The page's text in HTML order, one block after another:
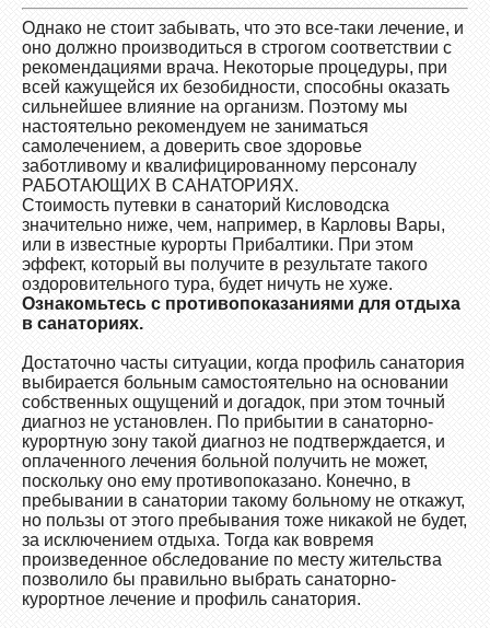
Однако не стоит забывать, что это все-таки лечение, и
оно должно производиться в строгом соответствии с
рекомендациями врача. Некоторые процедуры, при
всей кажущейся их безобидности, способны оказать
сильнейшее влияние на организм. Поэтому мы
настоятельно рекомендуем не заниматься
самолечением, а доверить свое здоровье
заботливому и квалифицированному персоналу
РАБОТАЮЩИХ В САНАТОРИЯХ.
Стоимость путевки в санаторий Кисловодска
значительно ниже, чем, например, в Карловы Вары,
или в известные курорты Прибалтики. При этом
эффект, который вы получите в результате такого
оздоровительного тура, будет ничуть не хуже.
Ознакомьтесь с противопоказаниями для отдыха
в санаториях.
Достаточно часты ситуации, когда профиль санатория
выбирается больным самостоятельно на основании
собственных ощущений и догадок, при этом точный
диагноз не установлен. По прибытии в санаторно-
курортную зону такой диагноз не подтверждается, и
оплаченного лечения больной получить не может,
поскольку оно ему противопоказано. Конечно, в
пребывании в санатории такому больному не откажут,
но пользы от этого пребывания тоже никакой не будет,
за исключением отдыха. Тогда как вовремя
произведенное обследование по месту жительства
позволило бы правильно выбрать санаторно-
курортное лечение и профиль санатория.